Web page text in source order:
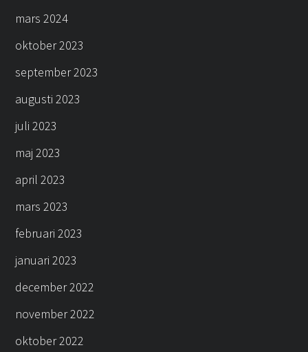
mars 2024
oktober 2023
september 2023
augusti 2023
juli 2023
maj 2023
april 2023
mars 2023
februari 2023
januari 2023
december 2022
november 2022
oktober 2022